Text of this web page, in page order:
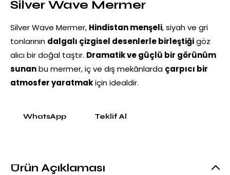
Silver Wave Mermer
Silver Wave Mermer, Hindistan menşeli, siyah ve gri
tonlarının dalgalı çizgisel desenlerle birleştiğigöz
alıcı bir doğal taştır. Dramatik ve güçlü bir görünüm
sunanbu mermer, iç ve dış mekânlarda çarpıcı bir
atmosfer yaratmakiçin idealdir.
WhatsApp Teklif Al
Ürün Açıklaması